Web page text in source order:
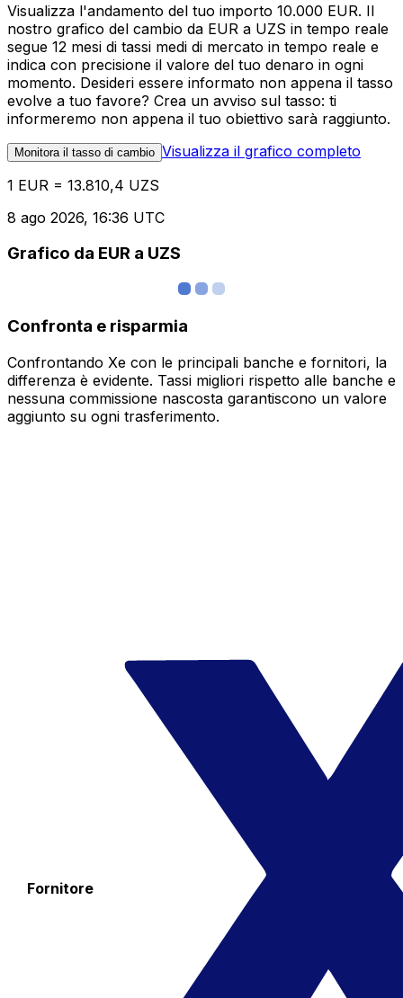
Visualizza l'andamento del tuo importo 10.000 EUR. Il
nostro grafico del cambio da EUR a UZS in tempo reale
segue 12 mesi di tassi medi di mercato in tempo reale e
indica con precisione il valore del tuo denaro in ogni
momento. Desideri essere informato non appena il tasso
evolve a tuo favore? Crea un avviso sul tasso: ti
informeremo non appena il tuo obiettivo sarà raggiunto.
Monitora il tasso di cambio Visualizza il grafico completo
1 EUR = 13.810,4 UZS
8 ago 2026, 16:36 UTC
Grafico da EUR a UZS
Confronta e risparmia
Confrontando Xe con le principali banche e fornitori, la
differenza è evidente. Tassi migliori rispetto alle banche e
nessuna commissione nascosta garantiscono un valore
aggiunto su ogni trasferimento.
Fornitore